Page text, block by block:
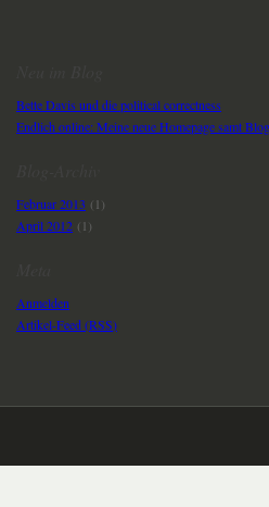
Bette Davis und die political correctness
Endlich online: Meine neue Homepage samt Blog
Februar 2013 (1)
April 2012 (1)
Anmelden
Artikel-Feed (RSS)